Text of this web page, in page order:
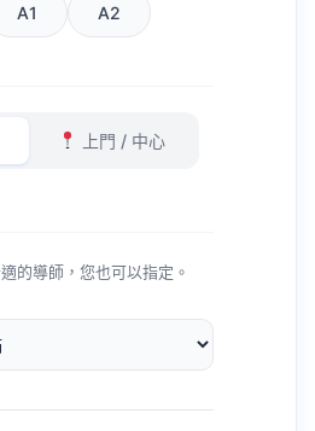
A1 A2
上門 / 中心
的導師，您也可以指定。